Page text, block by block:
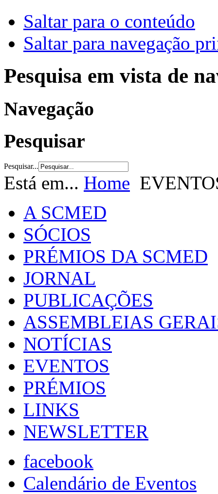
Saltar para o conteúdo
Saltar para navegação
Pesquisa em vista de
Navegação
Pesquisar
Pesquisar...
Está em... Home
A SCMED
SÓCIOS
PRÉMIOS DA SCMED
JORNAL
PUBLICAÇÕES
ASSEMBLEIAS
NOTÍCIAS
EVENTOS
PRÉMIOS
LINKS
NEWSLETTER
facebook
Calendário de Eventos